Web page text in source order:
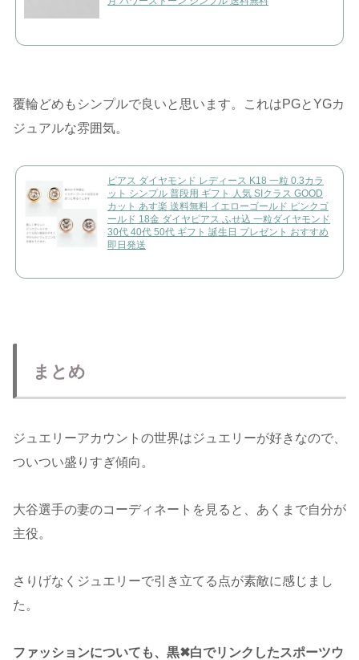
覆輪どめもシンプルで良いと思います。これはPGとYGカ
ジュアルな雰囲気。
ピアス ダイヤモンド レディース K18 一粒 0.3カラ
ット シンプル 普段用 ギフト 人気 SIクラス GOOD
カット あす楽 送料無料 イエローゴールド ピンクゴ
ールド 18金 ダイヤピアス ふせ込 一粒ダイヤモンド
30代 40代 50代 ギフト 誕生日 プレゼント おすすめ
即日発送
まとめ
ジュエリーアカウントの世界はジュエリーが好きなので、
ついつい盛りすぎ傾向。
大谷選手の妻のコーディネートを見ると、あくまで自分が
主役。
さりげなくジュエリーで引き立てる点が素敵に感じまし
た。
ファッションについても、黒✖︎白でリンクしたスポーツウ